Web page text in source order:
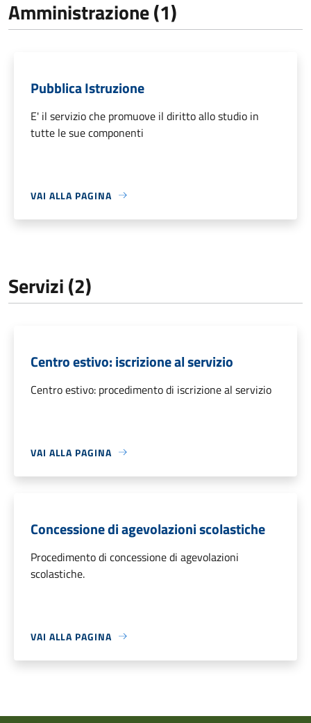
Amministrazione (1)
Pubblica Istruzione
E' il servizio che promuove il diritto allo studio in
tutte le sue componenti
VAI ALLA PAGINA
Servizi (2)
Centro estivo: iscrizione al servizio
Centro estivo: procedimento di iscrizione al servizio
VAI ALLA PAGINA
Concessione di agevolazioni scolastiche
Procedimento di concessione di agevolazioni
scolastiche.
VAI ALLA PAGINA